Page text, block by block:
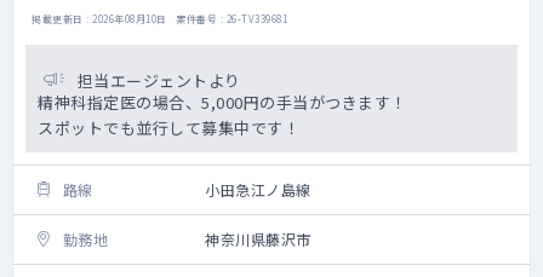
掲載更新日 : 2026年08月10日 案件番号 : 26-TV339681
担当エージェントより
精神科指定医の場合、5,000円の手当がつきます！
スポットでも並行して募集中です！
路線 小田急江ノ島線
勤務地 神奈川県藤沢市